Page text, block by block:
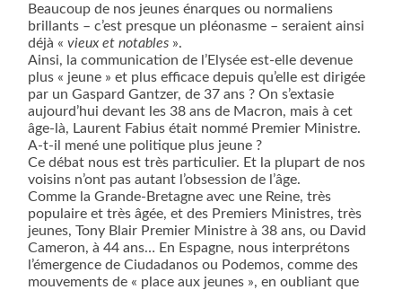
Beaucoup de nos jeunes énarques ou normaliens
brillants – c’est presque un pléonasme – seraient ainsi
déjà «vieux et notables ».
Ainsi, la communication de l’Elysée est-elle devenue
plus « jeune » et plus efficace depuis qu’elle est dirigée
par un Gaspard Gantzer, de 37 ans ? On s’extasie
aujourd’hui devant les 38 ans de Macron, mais à cet
âge-là, Laurent Fabius était nommé Premier Ministre.
A-t-il mené une politique plus jeune ?
Ce débat nous est très particulier. Et la plupart de nos
voisins n’ont pas autant l’obsession de l’âge.
Comme la Grande-Bretagne avec une Reine, très
populaire et très âgée, et des Premiers Ministres, très
jeunes, Tony Blair Premier Ministre à 38 ans, ou David
Cameron, à 44 ans… En Espagne, nous interprétons
l’émergence de Ciudadanos ou Podemos, comme des
mouvements de « place aux jeunes », en oubliant que